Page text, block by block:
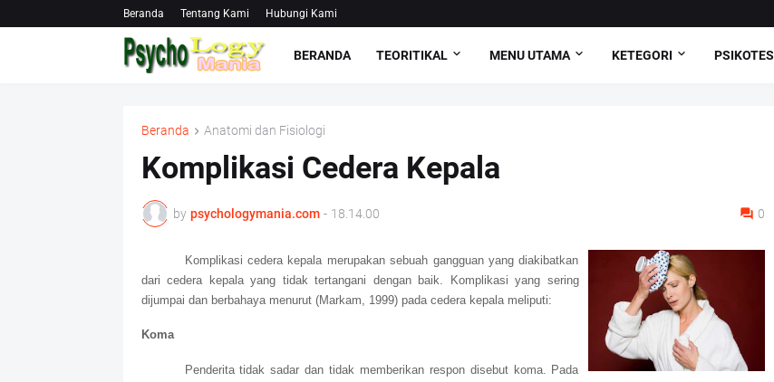
Beranda Tentang Kami Hubungi Kami
BERANDA TEORITIKAL MENU UTAMA KETEGORI PSIKOTES
Beranda Anatomi dan Fisiologi
Komplikasi Cedera Kepala
by psychologymania.com - 18.14.00 0
Komplikasi cedera kepala merupakan sebuah gangguan yang diakibatkan
dari cedera kepala yang tidak tertangani dengan baik. Komplikasi yang sering
dijumpai dan berbahaya menurut (Markam, 1999) pada cedera kepala meliputi:
Koma
Penderita tidak sadar dan tidak memberikan respon disebut koma. Pada